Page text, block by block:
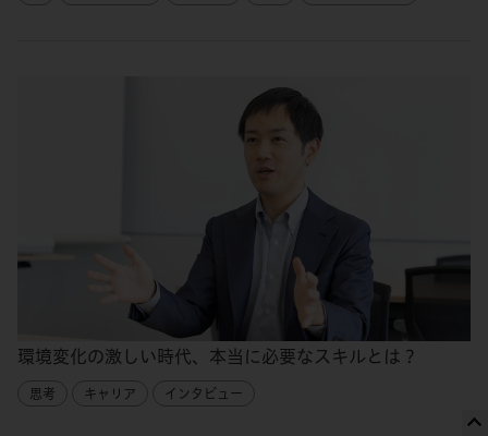
環境変化の激しい時代、本当に必要なスキルとは？
思考 キャリア インタビュー